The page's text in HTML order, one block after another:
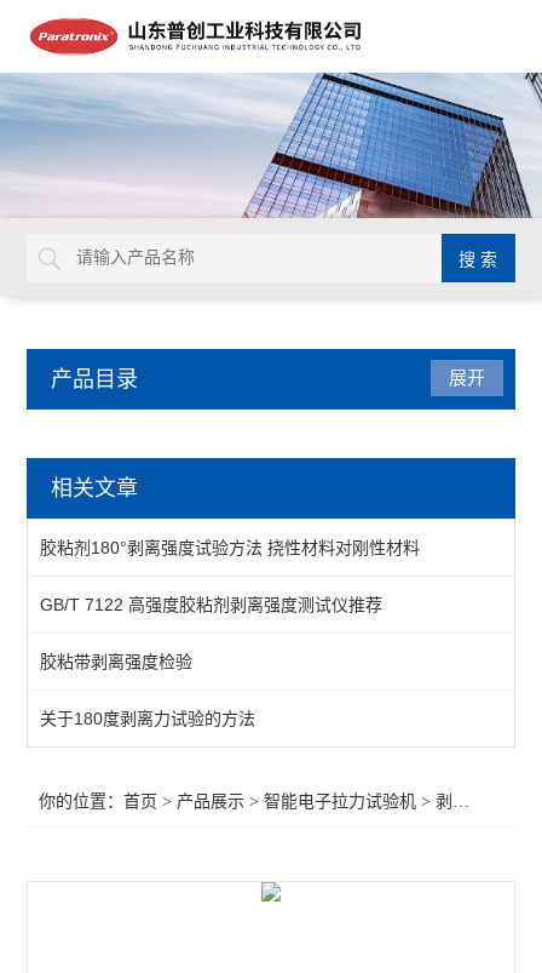
产品目录
质构仪
万能材料试验机
湿抗张强度测试仪
穿刺力测试
剪切力测试仪
展开
相关文章
胶粘剂180°剥离强度试验方法 挠性材料对刚性材料
GB/T 7122 高强度胶粘剂剥离强度测试仪推荐
胶粘带剥离强度检验
关于180度剥离力试验的方法
你的位置：首页 > 产品展示 >智能电子拉力试验机 >剥离强度试验机